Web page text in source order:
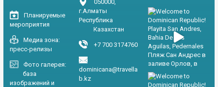
Планируемые
мероприятия
Медиа зона:
пресс-релизы
Фото галерея:
база
изображений и
050000,
г.Алматы
Республика
Казахстан
+7 700 3174760
dominicana@travella
b.kz